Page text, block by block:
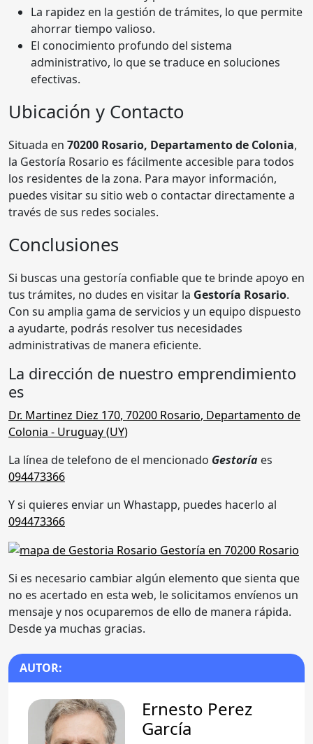
La rapidez en la gestión de trámites, lo que permite
ahorrar tiempo valioso.
El conocimiento profundo del sistema
administrativo, lo que se traduce en soluciones
efectivas.
Ubicación y Contacto
Situada en 70200 Rosario, Departamento de Colonia,
la Gestoría Rosario es fácilmente accesible para todos
los residentes de la zona. Para mayor información,
puedes visitar su sitio web o contactar directamente a
través de sus redes sociales.
Conclusiones
Si buscas una gestoría confiable que te brinde apoyo en
tus trámites, no dudes en visitar la Gestoría Rosario.
Con su amplia gama de servicios y un equipo dispuesto
a ayudarte, podrás resolver tus necesidades
administrativas de manera eficiente.
La dirección de nuestro emprendimiento
es
Dr. Martinez Diez 170, 70200 Rosario, Departamento de
Colonia - Uruguay (UY)
La línea de telefono de el mencionado Gestoría es
094473366
Y si quieres enviar un Whastapp, puedes hacerlo al
094473366
Si es necesario cambiar algún elemento que sienta que
no es acertado en esta web, le solicitamos envíenos un
mensaje y nos ocuparemos de ello de manera rápida.
Desde ya muchas gracias.
AUTOR:
Ernesto Perez
García